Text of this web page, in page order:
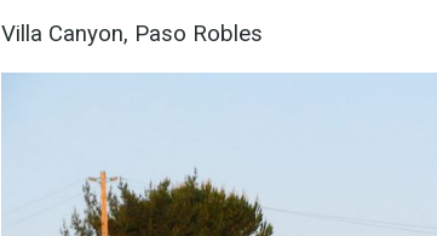
Villa Canyon, Paso Robles